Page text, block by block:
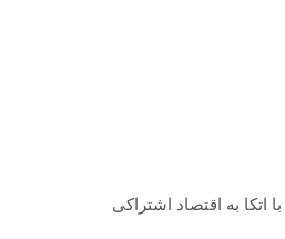
به اقتصاد اشتراکی